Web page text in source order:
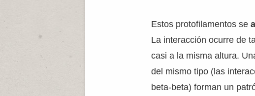
Estos protofilamentos se
La interacción ocurre de
casi a la misma altura.
del mismo tipo (las
beta-beta) forman un